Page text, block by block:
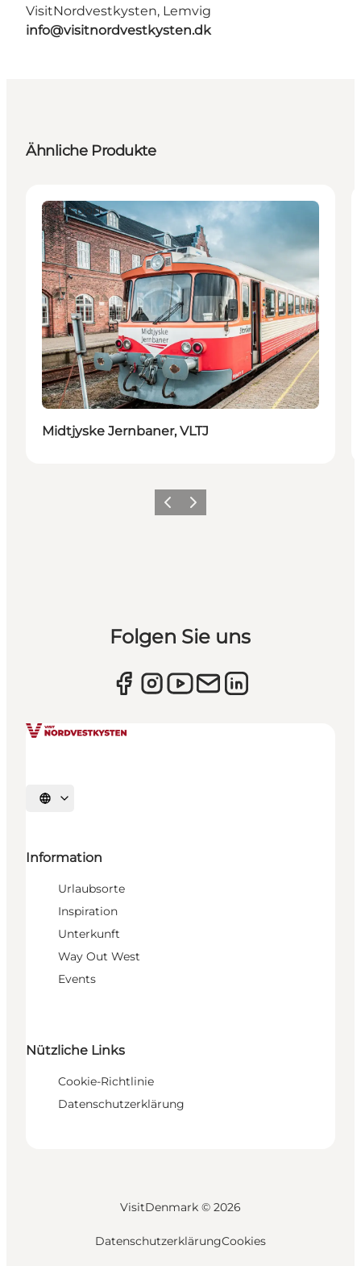
VisitNordvestkysten, Lemvig
info@visitnordvestkysten.dk
Ähnliche Produkte
Transport
Midtjyske Jernbaner, VLTJ
ZurückWeiter
Folgen Sie uns
Sprache auswählen
Information
Urlaubsorte
Inspiration
Unterkunft
Way Out West
Events
Nützliche Links
Cookie-Richtlinie
Datenschutzerklärung
VisitDenmark © 2026
DatenschutzerklärungCookies